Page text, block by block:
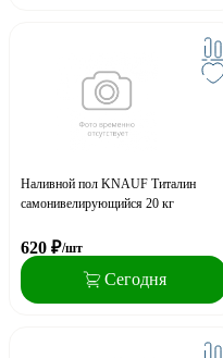
Наливной пол KNAUF Титалин
самонивелирующийся 20 кг
620 ₽/шт
Сегодня